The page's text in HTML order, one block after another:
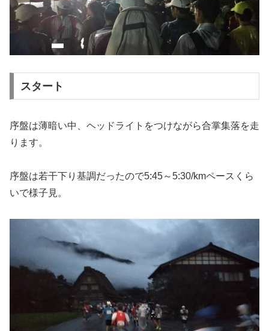
スタート
序盤は薄暗い中、ヘッドライトをつけながら合掌集落を走
ります。
序盤は若干下り基調だったので5:45～5:30/kmペースくら
いで様子見。